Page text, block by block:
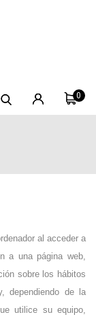
0
al acceder a
a una página web,
sobre los hábitos
dependiendo de la
utilice su equipo,